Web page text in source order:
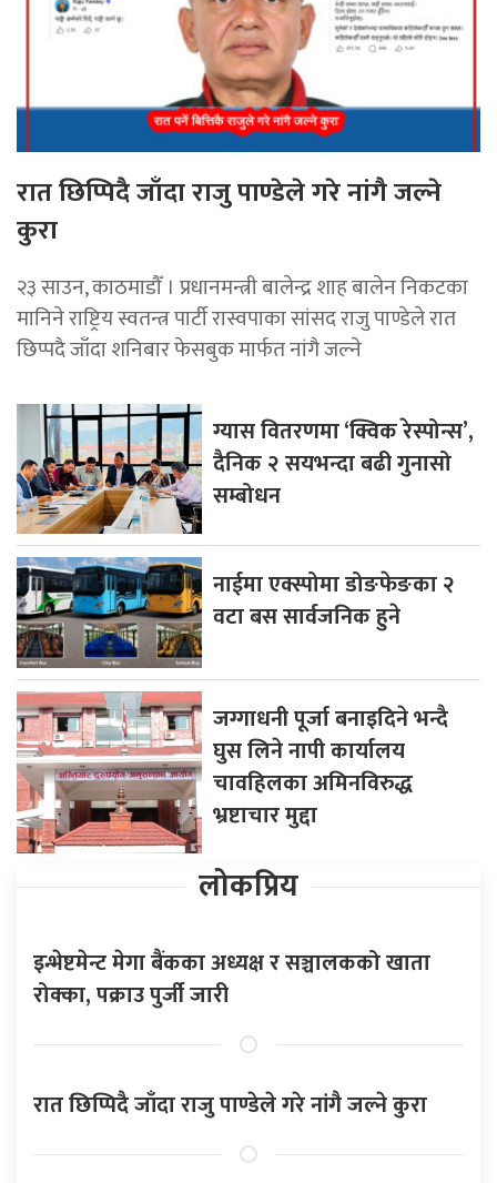
रात छिप्पिदै जाँदा राजु पाण्डेले गरे नांगै जल्ने
कुरा
२३ साउन, काठमाडौँ । प्रधानमन्त्री बालेन्द्र शाह बालेन निकटका
मानिने राष्ट्रिय स्वतन्त्र पार्टी रास्वपाका सांसद राजु पाण्डेले रात
छिप्पदै जाँदा शनिबार फेसबुक मार्फत नांगै जल्ने
ग्यास वितरणमा ‘क्विक रेस्पोन्स’,
दैनिक २ सयभन्दा बढी गुनासो
सम्बोधन
नाईमा एक्स्पोमा डोङफेङका २
वटा बस सार्वजनिक हुने
जग्गाधनी पूर्जा बनाइदिने भन्दै
घुस लिने नापी कार्यालय
चावहिलका अमिनविरुद्ध
भ्रष्टाचार मुद्दा
लोकप्रिय
इन्भेष्टमेन्ट मेगा बैंकका अध्यक्ष र सञ्चालकको खाता
रोक्का, पक्राउ पुर्जी जारी
रात छिप्पिदै जाँदा राजु पाण्डेले गरे नांगै जल्ने कुरा